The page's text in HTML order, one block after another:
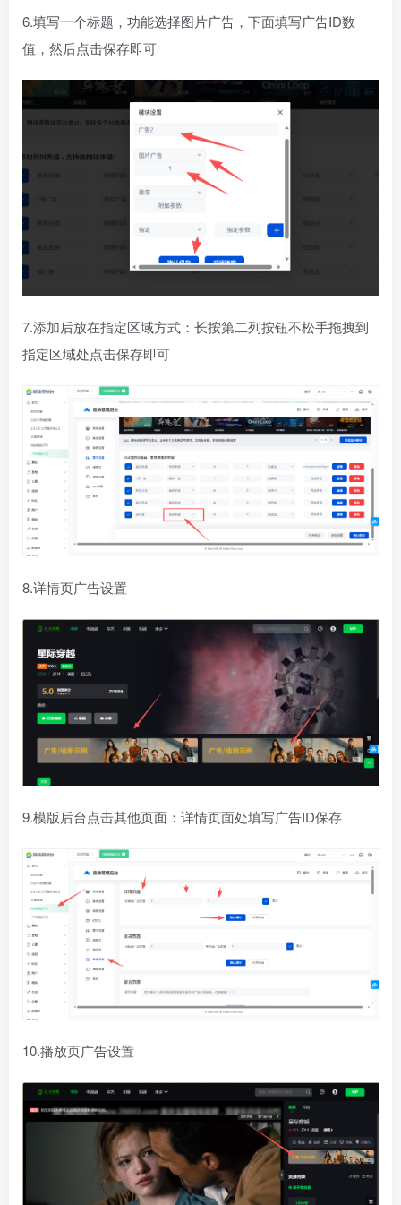
6.填写一个标题，功能选择图片广告，下面填写广告ID数
值，然后点击保存即可
7.添加后放在指定区域方式：长按第二列按钮不松手拖拽到
指定区域处点击保存即可
8.详情页广告设置
9.模版后台点击其他页面：详情页面处填写广告ID保存
10.播放页广告设置